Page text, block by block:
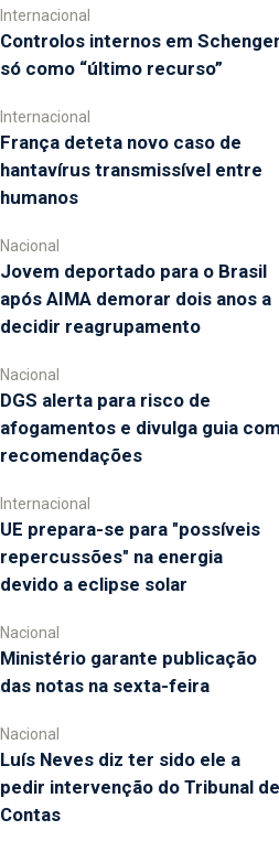
Internacional
Controlos internos em
só como “último recurso”
Internacional
França deteta novo caso de
hantavírus transmissível entre
humanos
Nacional
Jovem deportado para o Brasil
após AIMA demorar dois anos a
decidir reagrupamento
Nacional
DGS alerta para risco de
afogamentos e divulga guia
recomendações
Internacional
UE prepara-se para "possíveis
repercussões" na energia
devido a eclipse solar
Nacional
Ministério garante publicação
das notas na sexta-feira
Nacional
Luís Neves diz ter sido ele a
pedir intervenção do Tribunal de
Contas